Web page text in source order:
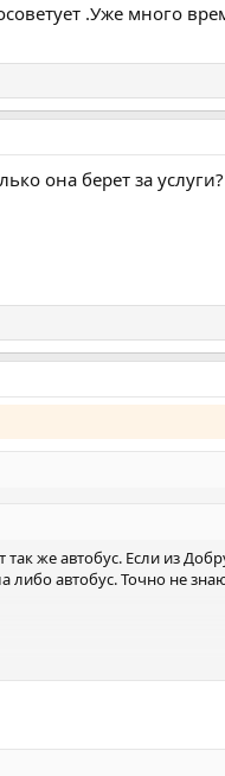
.Уже много
она берет за услуги?
так же автобус. Если из
либо автобус. Точно не